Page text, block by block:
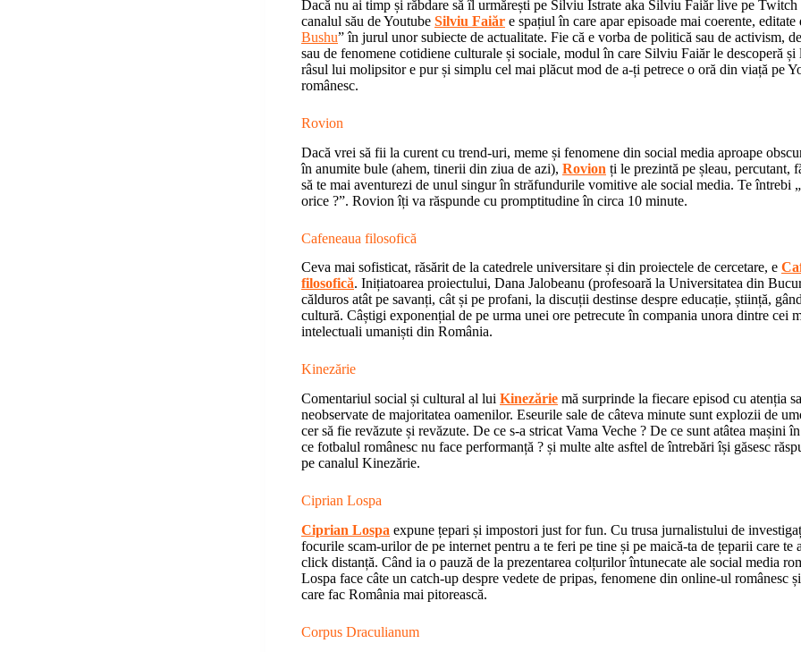
Dacă nu ai timp și răbdare să îl urmărești pe Silviu Istrate aka Silviu Faiăr live pe Twitch
canalul său de Youtube Silviu Faiăr e spațiul în care apar episoade mai coerente, editate
Bushu” în jurul unor subiecte de actualitate. Fie că e vorba de politică sau de activism,
sau de fenomene cotidiene culturale și sociale, modul în care Silviu Faiăr le descoperă și
râsul lui molipsitor e pur și simplu cel mai plăcut mod de a-ți petrece o oră din viață pe
românesc.
Rovion
Dacă vrei să fii la curent cu trend-uri, meme și fenomene din social media aproape
în anumite bule (ahem, tinerii din ziua de azi), Rovion ți le prezintă pe șleau, percutant,
să te mai aventurezi de unul singur în străfundurile vomitive ale social media. Te întrebi
orice ?”. Rovion îți va răspunde cu promptitudine în circa 10 minute.
Cafeneaua filosofică
Ceva mai sofisticat, răsărit de la catedrele universitare și din proiectele de cercetare, e
filosofică. Inițiatoarea proiectului, Dana Jalobeanu (profesoară la Universitatea din
călduros atât pe savanți, cât și pe profani, la discuții destinse despre educație, știință,
cultură. Câștigi exponențial de pe urma unei ore petrecute în compania unora dintre cei
intelectuali umaniști din România.
Kinezărie
Comentariul social și cultural al lui Kinezărie mă surprinde la fiecare episod cu atenția
neobservate de majoritatea oamenilor. Eseurile sale de câteva minute sunt explozii de
cer să fie revăzute și revăzute. De ce s-a stricat Vama Veche ? De ce sunt atâtea mașini
ce fotbalul românesc nu face performanță ? și multe alte asftel de întrebări își găsesc
pe canalul Kinezărie.
Ciprian Lospa
Ciprian Lospa expune țepari și impostori just for fun. Cu trusa jurnalistului de
focurile scam-urilor de pe internet pentru a te feri pe tine și pe maică-ta de țeparii care te
click distanță. Când ia o pauză de la prezentarea colțurilor întunecate ale social media
Lospa face câte un catch-up despre vedete de pripas, fenomene din online-ul românesc
care fac România mai pitorească.
Corpus Draculianum